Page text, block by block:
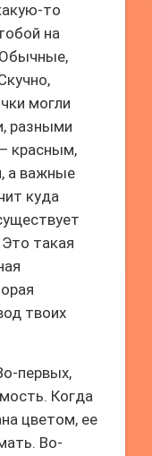
то
на
могли
разными
красным,
а важные
куда
такая
твоих
первых,
Когда
цветом, ее
Во-